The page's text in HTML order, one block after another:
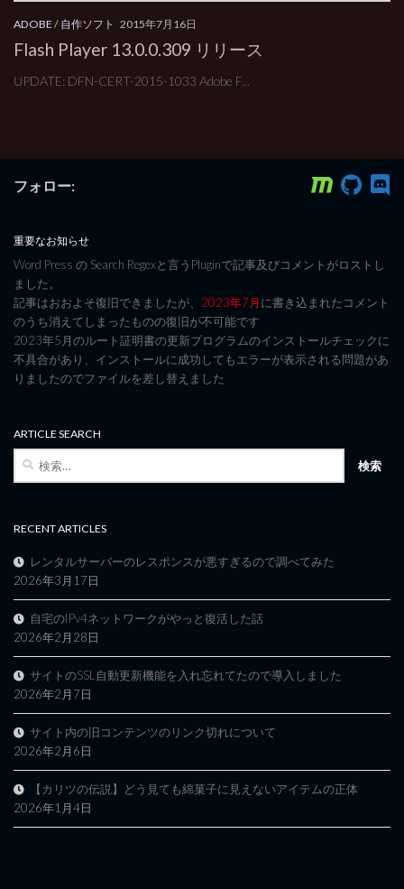
ADOBE/ 自作ソフト 2015年7月16日
Flash Player 13.0.0.309 リリース
UPDATE: DFN-CERT-2015-1033 Adobe F...
フォロー:
重要なお知らせ
Word Press の Search Regexと言うPluginで記事及びコメントがロストし
ました。
記事はおおよそ復旧できましたが、 2023年7月に書き込まれたコメント
のうち消えてしまったものの復旧が不可能です
2023年5月のルート証明書の更新プログラムのインストールチェックに
不具合があり、インストールに成功してもエラーが表示される問題があ
りましたのでファイルを差し替えました
ARTICLE SEARCH
検
RECENT ARTICLES
レンタルサーバーのレスポンスが悪すぎるので調べてみた
2026年3月17日
自宅のIPv4ネットワークがやっと復活した話
2026年2月28日
サイトのSSL自動更新機能を入れ忘れてたので導入しました
2026年2月7日
サイト内の旧コンテンツのリンク切れについて
2026年2月6日
【カリツの伝説】どう見ても綿菓子に見えないアイテムの正体
2026年1月4日